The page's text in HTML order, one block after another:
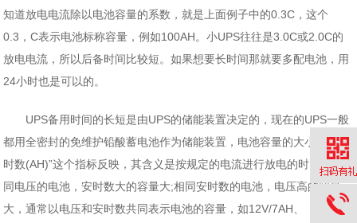
知道放电电流除以电池容量的系数，就是上面例子中的0.3C，这个
0.3，C表示电池标称容量，例如100AH。小UPS往往是3.0C或2.0C的
放电电流，所以后备时间比较短。如果想要长时间那就要多配电池，用
24小时也是可以的。
UPS备用时间的长短是由UPS的储能装置决定的，现在的UPS一般
都用全密封的免维护铅酸蓄电池作为储能装置，电池容量的大小由“安
时数(AH)”这个指标反映，其含义是按规定的电流进行放电的时间。相
同电压的电池，安时数大的容量大;相同安时数的电池，电压高的容量
大，通常以电压和安时数共同表示电池的容量，如12V/7AH、